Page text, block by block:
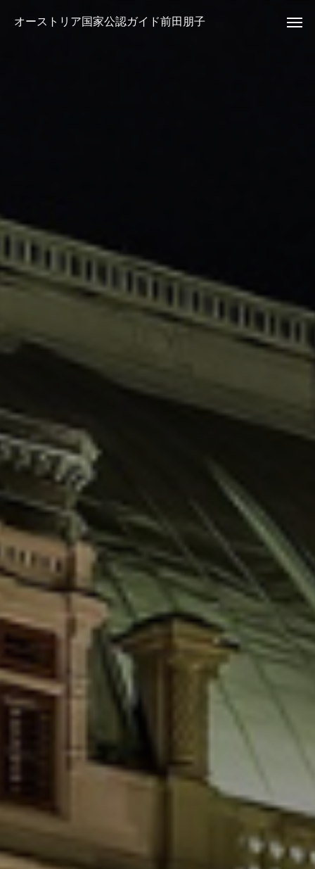
オーストリア国家公認ガイド前田朋子